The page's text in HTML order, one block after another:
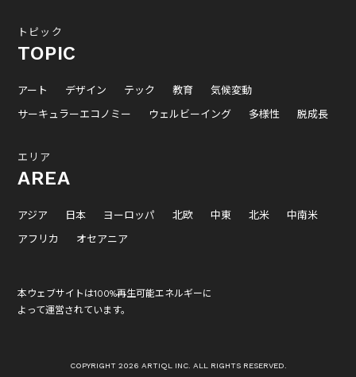
トピック
TOPIC
アート デザイン テック 教育
気候変動
サーキュラーエコノミー
ウェルビーイング 多様性 脱成長
エリア
AREA
アジア 日本 ヨーロッパ 北欧 中東 北米
中南米
アフリカ
オセアニア
本ウェブサイトは100%再生可能エネルギーに
よって運営されています。
COPYRIGHT 2026 ARTIQL INC. ALL RIGHTS RESERVED.